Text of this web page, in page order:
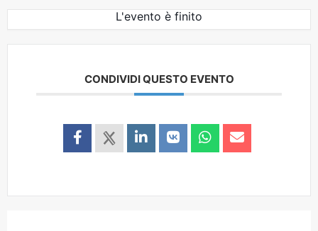
L'evento è finito
CONDIVIDI QUESTO EVENTO